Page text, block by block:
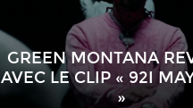
GREEN MONTANA
AVEC LE CLIP « 92I
»